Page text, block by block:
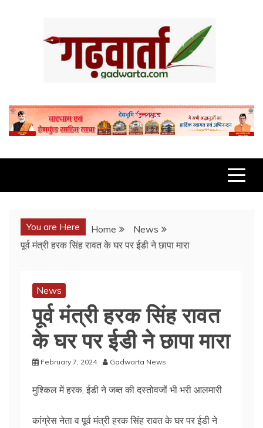
You are Here Home
News
पूर्व मंत्री हरक सिंह रावत के घर पर ईडी ने छापा मारा
News
पूर्व मंत्री हरक सिंह रावत
के घर पर ईडी ने छापा मारा
February 7, 2024 Gadwarta News
मुश्किल में हरक, ईडी ने जब्त की दस्तोवजों भी भरी आलमारी
कांग्रेस नेता व पूर्व मंत्री हरक सिंह रावत के घर पर ईडी ने